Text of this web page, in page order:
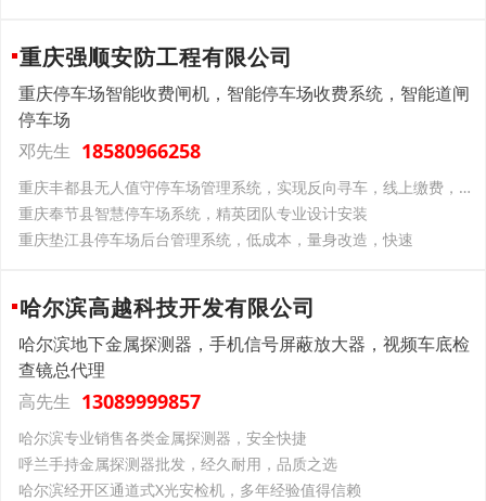
重庆强顺安防工程有限公司
重庆停车场智能收费闸机，智能停车场收费系统，智能道闸
停车场
邓先生 18580966258
重庆丰都县无人值守停车场管理系统，实现反向寻车，线上缴费，车位查询
重庆奉节县智慧停车场系统，精英团队专业设计安装
重庆垫江县停车场后台管理系统，低成本，量身改造，快速
哈尔滨高越科技开发有限公司
哈尔滨地下金属探测器，手机信号屏蔽放大器，视频车底检
查镜总代理
高先生 13089999857
哈尔滨专业销售各类金属探测器，安全快捷
呼兰手持金属探测器批发，经久耐用，品质之选
哈尔滨经开区通道式X光安检机，多年经验值得信赖